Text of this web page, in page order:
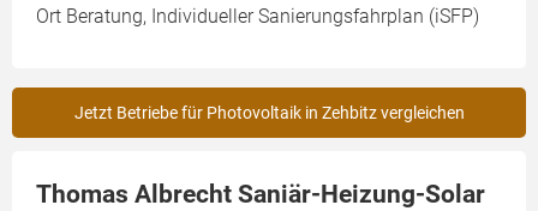
Ort Beratung, Individueller Sanierungsfahrplan (iSFP)
Jetzt Betriebe für Photovoltaik in Zehbitz vergleichen
Thomas Albrecht Saniär-Heizung-Solar